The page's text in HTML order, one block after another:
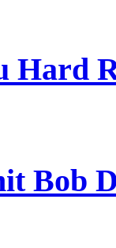
Hard
Bob